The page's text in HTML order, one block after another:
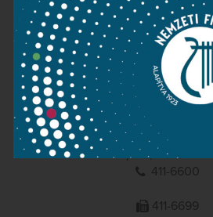
1095 Budapest, Komor
411-6600
411-6699